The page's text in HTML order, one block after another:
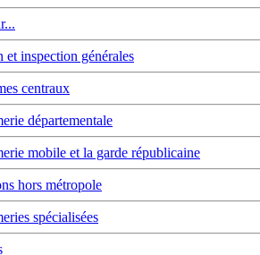
et inspection générales
centraux
départementale
mobile et la garde républicaine
hors métropole
spécialisées